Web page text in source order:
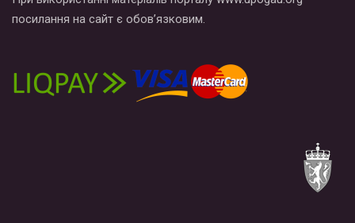
посилання на сайт є обов’язковим.